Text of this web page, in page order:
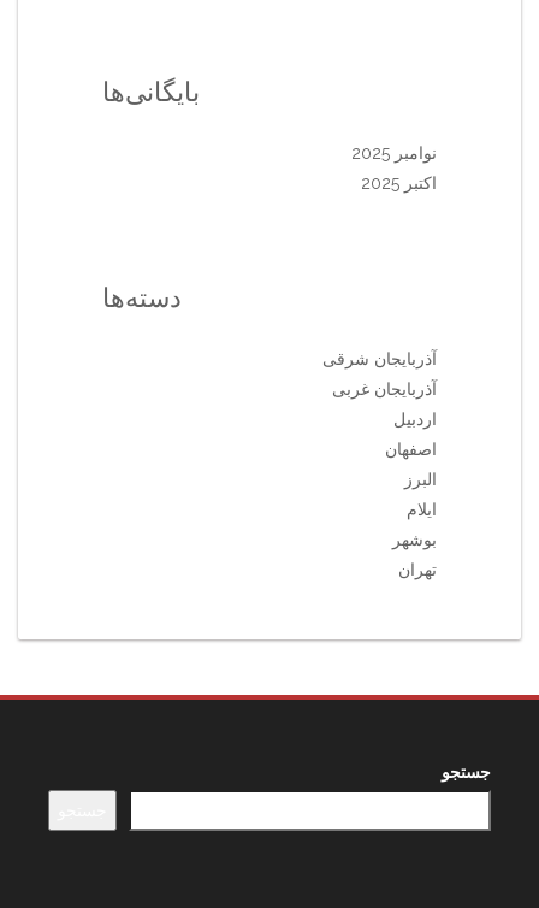
بایگانی‌ها
نوامبر 2025
اکتبر 2025
دسته‌ها
آذربایجان شرقی
آذربایجان غربی
اردبیل
اصفهان
البرز
ایلام
بوشهر
تهران
جستجو